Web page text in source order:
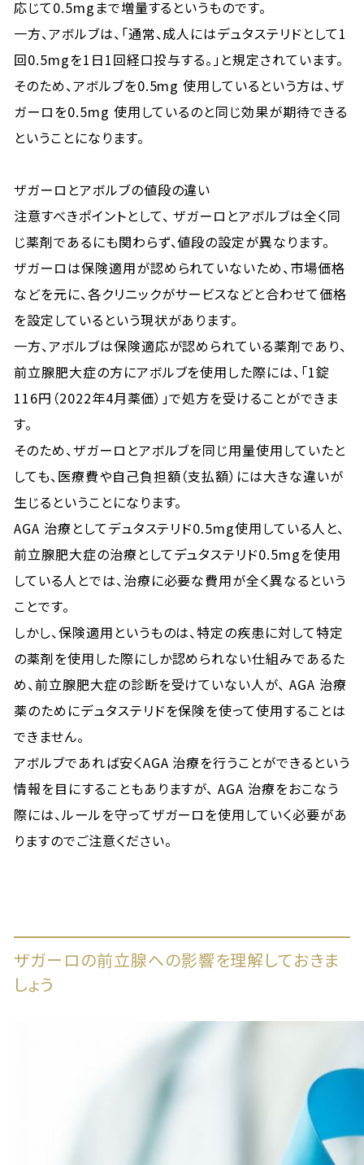
応じて0.5mgまで増量するというものです。
一方、アボルブは、「通常、成人にはデュタステリドとして1
回0.5mgを1日1回経口投与する。」と規定されています。
そのため、アボルブを0.5mg 使用しているという方は、ザ
ガーロを0.5mg 使用しているのと同じ効果が期待できる
ということになります。
ザガーロとアボルブの値段の違い
注意すべきポイントとして、 ザガーロとアボルブは全く同
じ薬剤であるにも関わらず、値段の設定が異なります。
ザガーロは保険適用が認められていないため、市場価格
などを元に、各クリニックがサービスなどと合わせて価格
を設定しているという現状があります。
一方、アボルブは保険適応が認められている薬剤であり、
前立腺肥大症の方にアボルブを使用した際には、「1錠
116円（2022年4月薬価）」で処方を受けることができま
す。
そのため、ザガーロとアボルブを同じ用量使用していたと
しても、医療費や自己負担額（支払額）には大きな違いが
生じるということになります。
AGA 治療としてデュタステリド0.5mg使用している人と、
前立腺肥大症の治療としてデュタステリド0.5mgを使用
している人とでは、治療に必要な費用が全く異なるという
ことです。
しかし、保険適用というものは、特定の疾患に対して特定
の薬剤を使用した際にしか認められない仕組みであるた
め、前立腺肥大症の診断を受けていない人が、 AGA 治療
薬のためにデュタステリドを保険を使って使用することは
できません。
アボルブであれば安くAGA 治療を行うことができるという
情報を目にすることもありますが、 AGA 治療をおこなう
際には、ルールを守ってザガーロを使用していく必要があ
りますのでご注意ください。
ザガーロの前立腺への影響を理解しておきま
しょう